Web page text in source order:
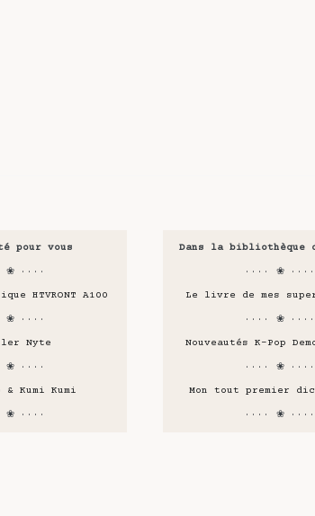
pour vous
❀ ····
HTVRONT A100
❀ ····
Nyte
❀ ····
Kumi Kumi
❀ ····
Dans la bibliothèque
···· ❀ ····
Le livre de mes
···· ❀ ····
Nouveautés K-Pop
···· ❀ ····
Mon tout premier
···· ❀ ····